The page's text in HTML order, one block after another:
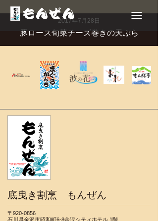
Toggle
navigation
2017年7月28日
豚ロース旬菜チーズ巻きの天ぷら
底曳き割烹 もんぜん
〒920-0856
石川県金沢市昭和町6-8金沢シティホテル 1階